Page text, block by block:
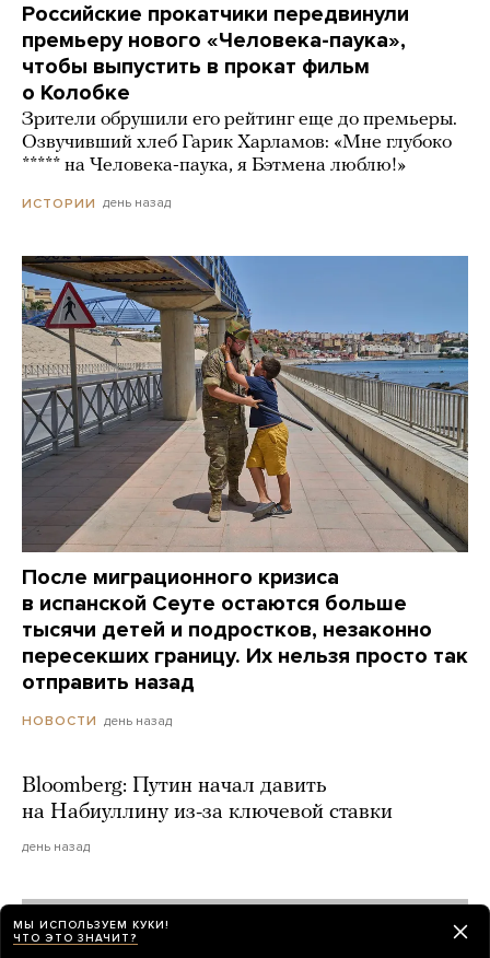
Российские прокатчики передвинули
премьеру нового «Человека-паука»,
чтобы выпустить в прокат фильм
о Колобке
Зрители обрушили его рейтинг еще до премьеры.
Озвучивший хлеб Гарик Харламов: «Мне глубоко
***** на Человека-паука, я Бэтмена люблю!»
ИСТОРИИ день назад
После миграционного кризиса
в испанской Сеуте остаются больше
тысячи детей и подростков, незаконно
пересекших границу. Их нельзя просто так
отправить назад
НОВОСТИ день назад
Bloomberg: Путин начал давить
на Набиуллину из-за ключевой ставки
день назад
МЫ ИСПОЛЬЗУЕМ КУКИ!
ЧТО ЭТО ЗНАЧИТ?